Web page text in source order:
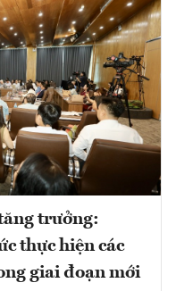
trưởng:
thực hiện các
giai đoạn mới